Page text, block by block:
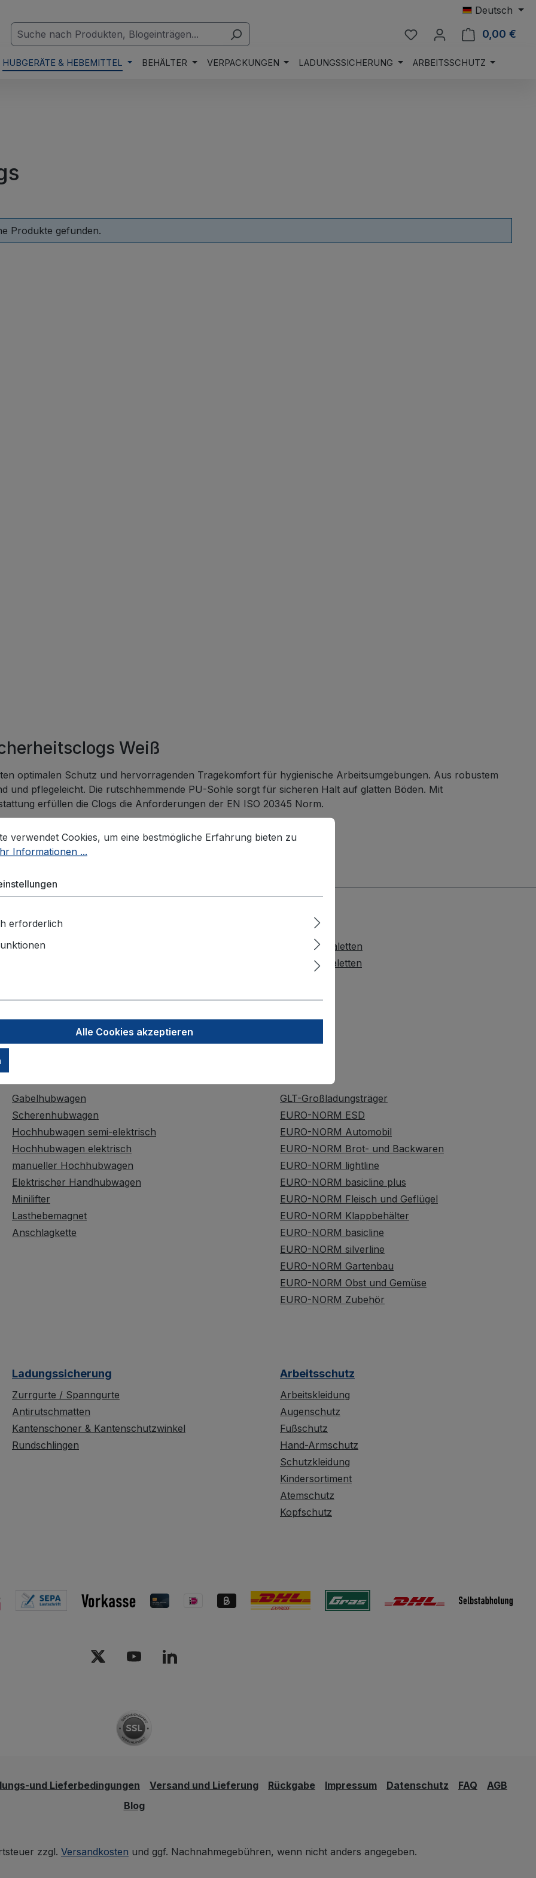
Deutsch
Du hast 0 Produkte auf
0,00 €
HUBGERÄTE & HEBEMITTEL BEHÄLTER VERPACKUNGEN LADUNGSSICHERUNG ARBEITSSCHUTZ
Produkte gefunden.
Weiß
optimalen Schutz und hervorragenden Tragekomfort für hygienische Arbeitsumgebungen. Aus robustem
und pflegeleicht. Die rutschhemmende PU-Sohle sorgt für sicheren Halt auf glatten Böden. Mit
erfüllen die Clogs die Anforderungen der EN ISO 20345 Norm.
Paletten
Kunststoffpaletten
Pressholzpaletten
Gabelhubwagen
Scherenhubwagen
Hochhubwagen semi-elektrisch
Hochhubwagen elektrisch
manueller Hochhubwagen
Elektrischer Handhubwagen
Minilifter
Lasthebemagnet
Anschlagkette
GLT-Großladungsträger
EURO-NORM ESD
EURO-NORM Automobil
EURO-NORM Brot- und Backwaren
EURO-NORM lightline
EURO-NORM basicline plus
EURO-NORM Fleisch und Geflügel
EURO-NORM Klappbehälter
EURO-NORM basicline
EURO-NORM silverline
EURO-NORM Gartenbau
EURO-NORM Obst und Gemüse
EURO-NORM Zubehör
Ladungssicherung
Zurrgurte / Spanngurte
Antirutschmatten
Kantenschoner & Kantenschutzwinkel
Rundschlingen
Arbeitsschutz
Arbeitskleidung
Augenschutz
Fußschutz
Hand-Armschutz
Schutzkleidung
Kindersortiment
Atemschutz
Kopfschutz
und Lieferbedingungen Versand und Lieferung Rückgabe Impressum Datenschutz FAQ
AGB
Blog
zzgl. Versandkosten und ggf. Nachnahmegebühren, wenn nicht anders angegeben.
Cookies, um eine bestmögliche Erfahrung bieten zu können.
Mehr Informationen ...
verwendet Cookies, um eine bestmögliche Erfahrung bieten zu
Informationen ...
erforderlich
Alle Cookies akzeptieren